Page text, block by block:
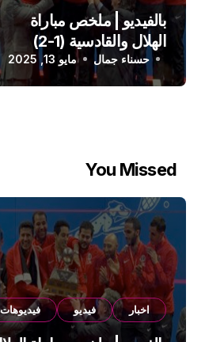
بالفيديو | ملخص مباراة
الهلال والقادسية (1-2)
الدوري السعودي
حسناء جمال مايو 13, 2025
You Missed
اخبار فيديو فيديوهات